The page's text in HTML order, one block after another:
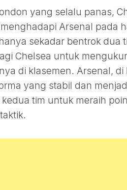
yang selalu panas,
Arsenal pada
sekadar bentrok dua
Chelsea untuk
di klasemen. Arsenal, di
yang stabil dan
tim untuk meraih